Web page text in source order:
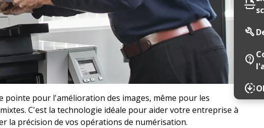
pointe pour l'amélioration des images, même pour les
C'est la technologie idéale pour aider votre entreprise à
la précision de vos opérations de numérisation.
scan
build
contact_support
downloading